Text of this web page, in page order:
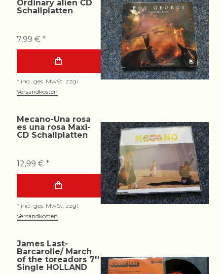
Ordinary alien CD
Schallplatten
7,99 € *
* incl. ges. MwSt. zzgl.
Versandkosten
Mecano-Una rosa
es una rosa Maxi-
CD Schallplatten
12,99 € *
* incl. ges. MwSt. zzgl.
Versandkosten
James Last-
Barcarolle/ March
of the toreadors 7''
Single HOLLAND